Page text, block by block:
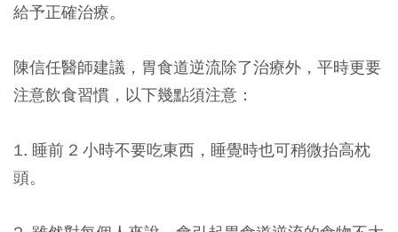
給予正確治療。
陳信任醫師建議，胃食道逆流除了治療外，平時更要
注意飲食習慣，以下幾點須注意：
1. 睡前 2 小時不要吃東西，睡覺時也可稍微抬高枕
頭。